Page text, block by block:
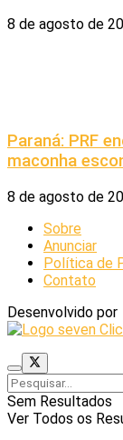
8 de agosto de
Paraná: PRF
maconha
8 de agosto de
Sobre
Anunciar
Política de
Contato
Desenvolvido por
Sem Resultados
Ver Todos os